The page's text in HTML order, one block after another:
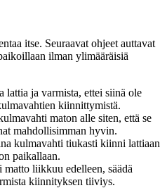
itse. Seuraavat ohjeet auttavat
ilman ylimääräisiä
lattia ja varmista, ettei siinä ole
kiinnittymistä.
maton alle siten, että se
mahdollisimman hyvin.
kulmavahti tiukasti kiinni lattiaan
paikallaan.
liikkuu edelleen, säädä
kiinnityksen tiiviys.